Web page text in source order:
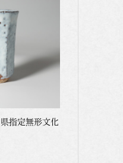
指定無形文化